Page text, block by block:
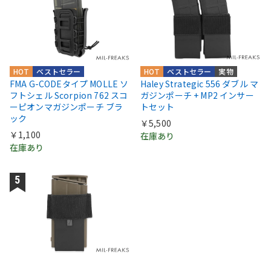
ベストセラー
HOT
FMA G-CODEタイプ MOLLE ソ
フトシェル Scorpion 762 スコ
ーピオンマガジンポーチ ブラ
ック
￥1,100
在庫あり
実物
ベストセラー
HOT
Haley Strategic 556 ダブル マ
ガジンポーチ + MP2 インサー
トセット
￥5,500
在庫あり